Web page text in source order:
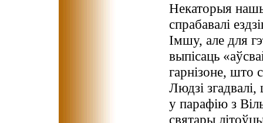
Некаторыя
спрабавалі
Імшу, але для
выпісаць
гарнізоне, што
Людзі
у парафію з
святары